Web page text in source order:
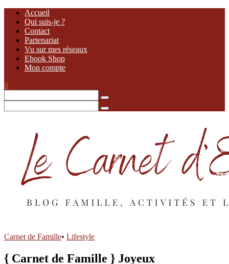
Accueil
Qui suis-je ?
Contact
Partenariat
Vu sur mes réseaux
Ebook Shop
Mon compte
0
Carnet de Famille• Lifestyle
{ Carnet de Famille } Joyeux